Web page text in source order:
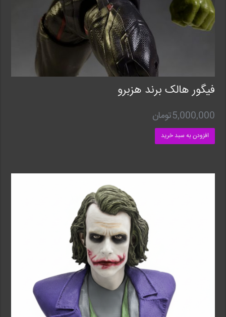
فیگور هالک برند هزبرو
5,000,000تومان
افزودن به سبد خرید